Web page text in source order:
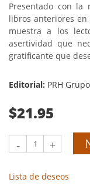
Presentado con la
libros anteriores en
muestra a los
asertividad que
gratificante que
Editorial: PRH
$21.95
- +
Lista de deseos